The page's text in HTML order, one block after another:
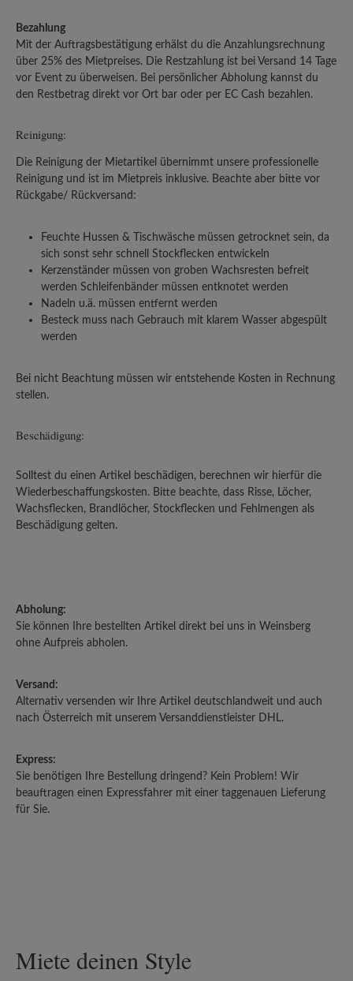
Bezahlung
Mit der Auftragsbestätigung erhälst du die Anzahlungsrechnung
über 25% des Mietpreises. Die Restzahlung ist bei Versand 14 Tage
vor Event zu überweisen. Bei persönlicher Abholung kannst du
den Restbetrag direkt vor Ort bar oder per EC Cash bezahlen.
Reinigung:
Die Reinigung der Mietartikel übernimmt unsere professionelle
Reinigung und ist im Mietpreis inklusive. Beachte aber bitte vor
Rückgabe/ Rückversand:
Feuchte Hussen & Tischwäsche müssen getrocknet sein, da
sich sonst sehr schnell Stockflecken entwickeln
Kerzenständer müssen von groben Wachsresten befreit
werden Schleifenbänder müssen entknotet werden
Nadeln u.ä. müssen entfernt werden
Besteck muss nach Gebrauch mit klarem Wasser abgespült
werden
Bei nicht Beachtung müssen wir entstehende Kosten in Rechnung
stellen.
Beschädigung:
Solltest du einen Artikel beschädigen, berechnen wir hierfür die
Wiederbeschaffungskosten. Bitte beachte, dass Risse, Löcher,
Wachsflecken, Brandlöcher, Stockflecken und Fehlmengen als
Beschädigung gelten.
Abholung:
Sie können Ihre bestellten Artikel direkt bei uns in Weinsberg
ohne Aufpreis abholen.
Versand:
Alternativ versenden wir Ihre Artikel deutschlandweit und auch
nach Österreich mit unserem Versanddienstleister DHL.
Express:
Sie benötigen Ihre Bestellung dringend? Kein Problem! Wir
beauftragen einen Expressfahrer mit einer taggenauen Lieferung
für Sie.
Miete deinen Style